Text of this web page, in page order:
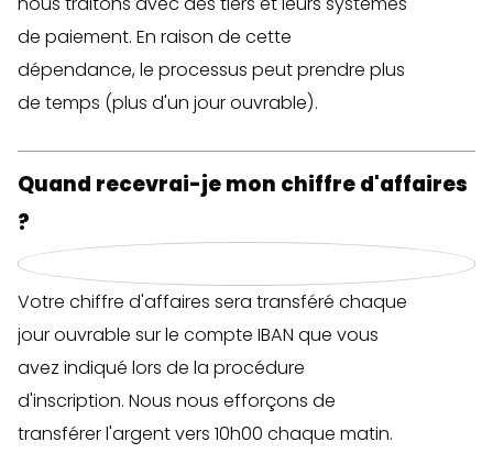
de paiement. En raison de cette
dépendance, le processus peut prendre plus
de temps (plus d'un jour ouvrable).
Quand recevrai-je mon chiffre d'affaires
?
Votre chiffre d'affaires sera transféré chaque
jour ouvrable sur le compte IBAN que vous
avez indiqué lors de la procédure
d'inscription. Nous nous efforçons de
transférer l'argent vers 10h00 chaque matin.